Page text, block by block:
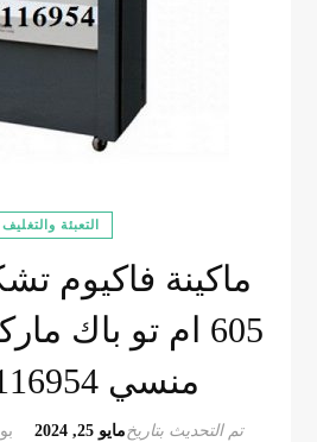
التعبئة والتغليف
ماكينة فاكيوم
605 ام تو باك
منسي 01211116954
تم التحديث بتاريخمايو 25, 2024